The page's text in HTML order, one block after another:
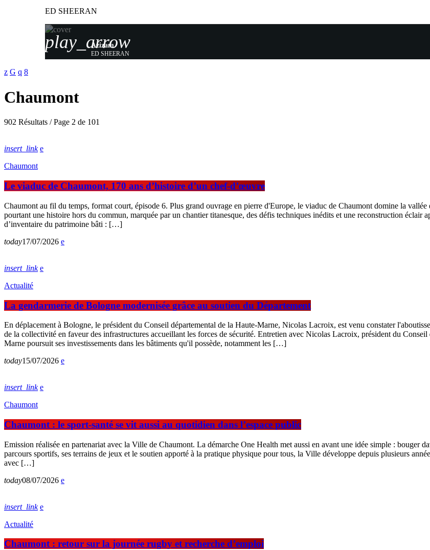
ED SHEERAN
play_arrow
Azizam
ED SHEERAN
Chaumont
902 Résultats / Page 2 de 101
insert_link
Chaumont
Le viaduc de Chaumont, 170 ans d’histoire d’un chef-d’œuvre
Chaumont au fil du temps, format court, épisode 6. Plus grand ouvrage en pierre d'Europe, le viaduc de Chaumont domine la
pourtant une histoire hors du commun, marquée par un chantier titanesque, des défis techniques inédits et une reconstruction éclair
d’inventaire du patrimoine bâti : […]
today17/07/2026
insert_link
Actualité
La gendarmerie de Bologne modernisée grâce au soutien du Département
En déplacement à Bologne, le président du Conseil départemental de la Haute-Marne, Nicolas Lacroix, est venu constater
de la collectivité en faveur des infrastructures accueillant les forces de sécurité. Entretien avec Nicolas Lacroix, président du
Marne poursuit ses investissements dans les bâtiments qu'il possède, notamment les […]
today15/07/2026
insert_link
Chaumont
Chaumont : le sport-santé se vit aussi au quotidien dans l’espace public
Emission réalisée en partenariat avec la Ville de Chaumont. La démarche One Health met aussi en avant une idée simple : bouger
parcours sportifs, ses terrains de jeux et le soutien apporté à la pratique physique pour tous, la Ville développe depuis plusieurs
avec […]
today08/07/2026
insert_link
Actualité
Chaumont : retour sur la journée rugby et recherche d’emploi